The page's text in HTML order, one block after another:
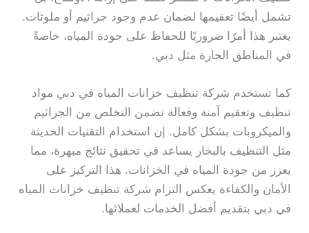
تشمل أيضًا تعقيمها لضمان عدم وجود جراثيم أو ملوثات.
يعتبر هذا أمرًا ضروريًا للحفاظ على جودة المياه، خاصةً
في المناطق الحارة مثل دبي.
كما تستخدم شركة تنظيف خزانات المياه في دبي مواد
تنظيف وتعقيم آمنة وفعالة تضمن التخلص من الجراثيم
والميكروبات بشكل كامل. إن استخدام التقنيات الحديثة
مثل التنظيف بالبخار يساعد في تحقيق نتائج مبهرة، مما
يعزز من جودة المياه في الخزانات. هذا التركيز على
الأمان والكفاءة يعكس التزام شركة تنظيف خزانات المياه
في دبي بتقديم أفضل الخدمات لعملائها.